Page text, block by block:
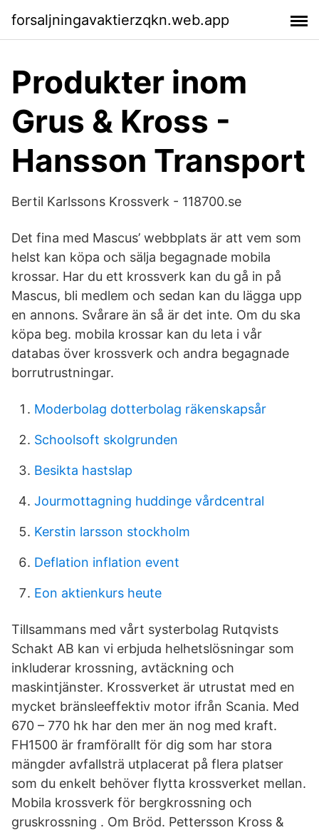
forsaljningavaktierzqkn.web.app
Produkter inom
Grus & Kross -
Hansson Transport
Bertil Karlssons Krossverk - 118700.se
Det fina med Mascus’ webbplats är att vem som
helst kan köpa och sälja begagnade mobila
krossar. Har du ett krossverk kan du gå in på
Mascus, bli medlem och sedan kan du lägga upp
en annons. Svårare än så är det inte. Om du ska
köpa beg. mobila krossar kan du leta i vår
databas över krossverk och andra begagnade
borrutrustningar.
Moderbolag dotterbolag räkenskapsår
Schoolsoft skolgrunden
Besikta hastslap
Jourmottagning huddinge vårdcentral
Kerstin larsson stockholm
Deflation inflation event
Eon aktienkurs heute
Tillsammans med vårt systerbolag Rutqvists
Schakt AB kan vi erbjuda helhetslösningar som
inkluderar krossning, avtäckning och
maskintjänster. Krossverket är utrustat med en
mycket bränsleeffektiv motor ifrån Scania. Med
670 – 770 hk har den mer än nog med kraft.
FH1500 är framförallt för dig som har stora
mängder avfallsträ utplacerat på flera platser
som du enkelt behöver flytta krossverket mellan.
Mobila krossverk för bergkrossning och
gruskrossning . Om Bröd. Pettersson Kross &